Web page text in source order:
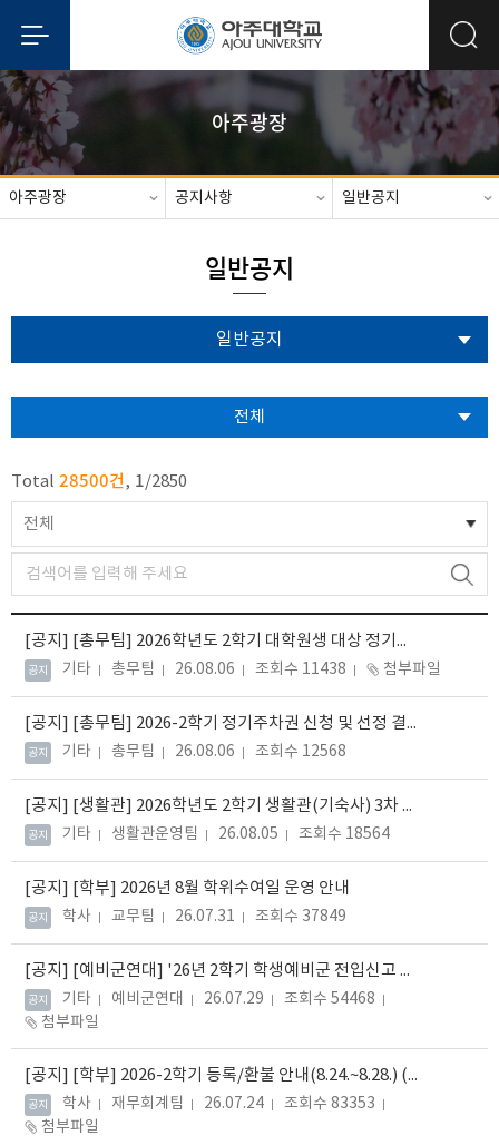
아주광장
아주광장 공지사항 일반공지
일반공지
일반공지
전체
Total 28500건, 1/2850
전체
[공지] [총무팀] 2026학년도 2학기 대학원생 대상 정기주차권 추가 신청 및 등록 안내
공지 기타 총무팀 26.08.06 조회수 11438 첨부파일
[공지] [총무팀] 2026-2학기 정기주차권 신청 및 선정 결과 안내
공지 기타 총무팀 26.08.06 조회수 12568
[공지] [생활관] 2026학년도 2학기 생활관(기숙사) 3차 잔여석 신청 안내
공지 기타 생활관운영팀 26.08.05 조회수 18564
[공지] [학부] 2026년 8월 학위수여일 운영 안내
공지 학사 교무팀 26.07.31 조회수 37849
[공지] [예비군연대] '26년 2학기 학생예비군 전입신고 및 훈련일정 안내
공지 기타 예비군연대 26.07.29
조회수 54468
첨부파일
[공지] [학부] 2026-2학기 등록/환불 안내(8.24.~8.28.) (26.07.28. 수정)
공지 학사 재무회계팀 26.07.24
조회수 83353
첨부파일